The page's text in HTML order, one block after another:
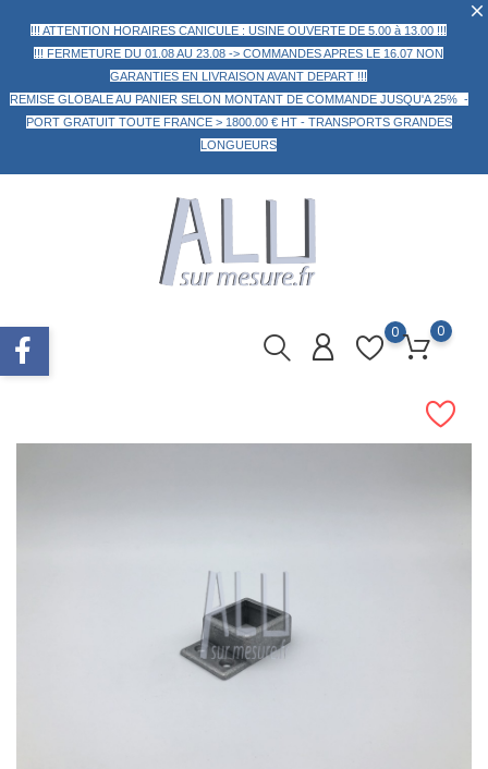
!!! ATTENTION HORAIRES CANICULE : USINE OUVERTE DE 5.00 à 13.00 !!!
!!! FERMETURE DU 01.08 AU 23.08 -> COMMANDES APRES LE 16.07 NON
GARANTIES EN LIVRAISON AVANT DEPART !!!
REMISE GLOBALE AU PANIER SELON MONTANT DE COMMANDE JUSQU'A 25% -
PORT GRATUIT TOUTE FRANCE > 1800.00 € HT - TRANSPORTS GRANDES
LONGUEURS
0 0